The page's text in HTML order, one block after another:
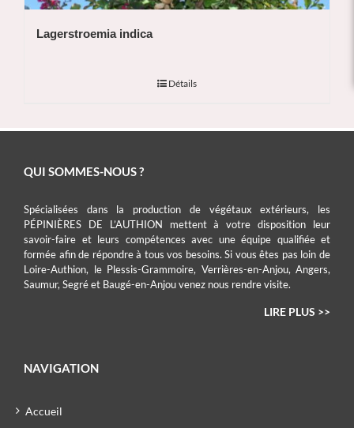
Lagerstroemia indica
Détails
QUI SOMMES-NOUS ?
Spécialisées dans la production de végétaux extérieurs, les
PÉPINIÈRES DE L’AUTHION mettent à votre disposition leur
savoir-faire et leurs compétences avec une équipe qualifiée et
formée afin de répondre à tous vos besoins. Si vous êtes pas loin de
Loire-Authion, le Plessis-Grammoire, Verrières-en-Anjou, Angers,
Saumur, Segré et Baugé-en-Anjou venez nous rendre visite.
LIRE PLUS >>
NAVIGATION
Accueil